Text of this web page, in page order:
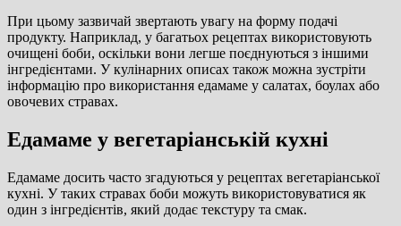
При цьому зазвичай звертають увагу на форму подачі
продукту. Наприклад, у багатьох рецептах використовують
очищені боби, оскільки вони легше поєднуються з іншими
інгредієнтами. У кулінарних описах також можна зустріти
інформацію про використання едамаме у салатах, боулах або
овочевих стравах.
Едамаме у вегетаріанській кухні
Едамаме досить часто згадуються у рецептах вегетаріанської
кухні. У таких стравах боби можуть використовуватися як
один з інгредієнтів, який додає текстуру та смак.